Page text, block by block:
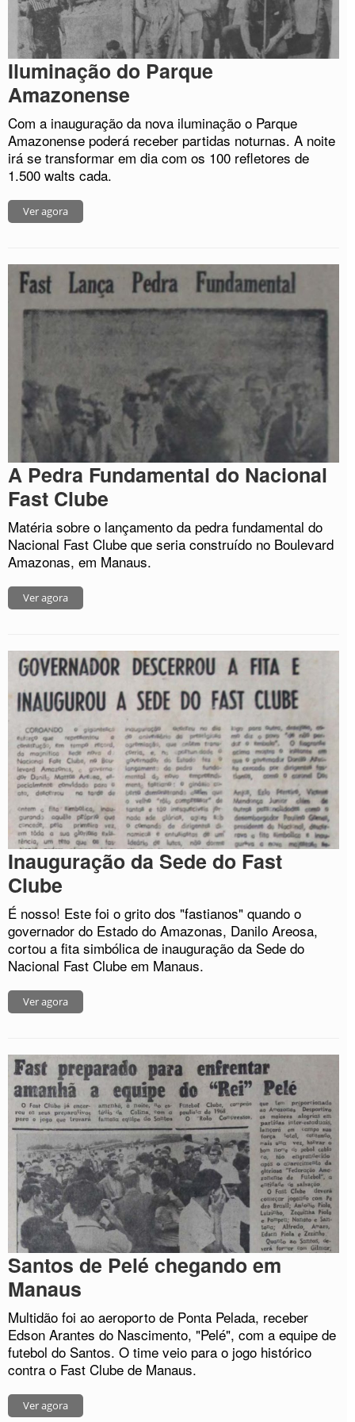
Iluminação do Parque
Amazonense
Com a inauguração da nova iluminação o Parque
Amazonense poderá receber partidas noturnas. A noite
irá se transformar em dia com os 100 refletores de
1.500 walts cada.
Ver agora
A Pedra Fundamental do Nacional
Fast Clube
Matéria sobre o lançamento da pedra fundamental do
Nacional Fast Clube que seria construído no Boulevard
Amazonas, em Manaus.
Ver agora
Inauguração da Sede do Fast
Clube
É nosso! Este foi o grito dos "fastianos" quando o
governador do Estado do Amazonas, Danilo Areosa,
cortou a fita simbólica de inauguração da Sede do
Nacional Fast Clube em Manaus.
Ver agora
Santos de Pelé chegando em
Manaus
Multidão foi ao aeroporto de Ponta Pelada, receber
Edson Arantes do Nascimento, "Pelé", com a equipe de
futebol do Santos. O time veio para o jogo histórico
contra o Fast Clube de Manaus.
Ver agora